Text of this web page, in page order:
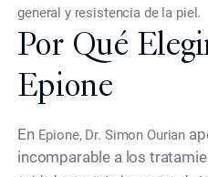
general y resistencia de la piel.
Por Qué
Epione
En Epione, Dr. Simon Ourian
incomparable a los